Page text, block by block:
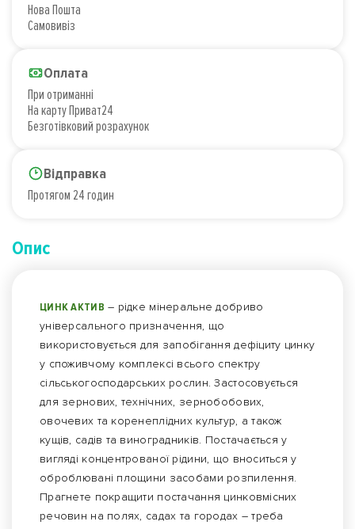
Нова Пошта
Самовивіз
Оплата
При отриманні
На карту Приват24
Безготівковий розрахунок
Відправка
Протягом 24 годин
Опис
ЦИНК АКТИВ – рідке мінеральне добриво
універсального призначення, що
використовується для запобігання дефіциту цинку
у споживчому комплексі всього спектру
сільськогосподарських рослин. Застосовується
для зернових, технічних, зернобобових,
овочевих та коренеплідних культур, а також
кущів, садів та виноградників. Постачається у
вигляді концентрованої рідини, що вноситься у
оброблювані площини засобами розпилення.
Прагнете покращити постачання цинковмісних
речовин на полях, садах та городах – треба